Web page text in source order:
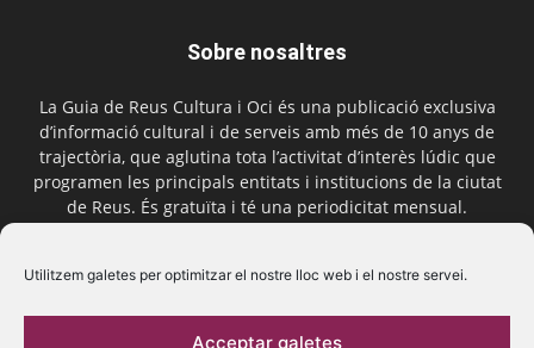
Utilitzem galetes per optimitzar el nostre lloc web i el nostre servei.
Acceptar galetes
Sobre nosaltres
La Guia de Reus Cultura i Oci és una publicació exclusiva
d’informació cultural i de serveis amb més de 10 anys de
trajectòria, que aglutina tota l’activitat d’interès lúdic que
programen les principals entitats i institucions de la ciutat
de Reus. És gratuïta i té una periodicitat mensual.